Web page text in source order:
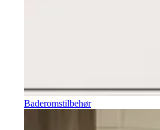
Baderomstilbehør